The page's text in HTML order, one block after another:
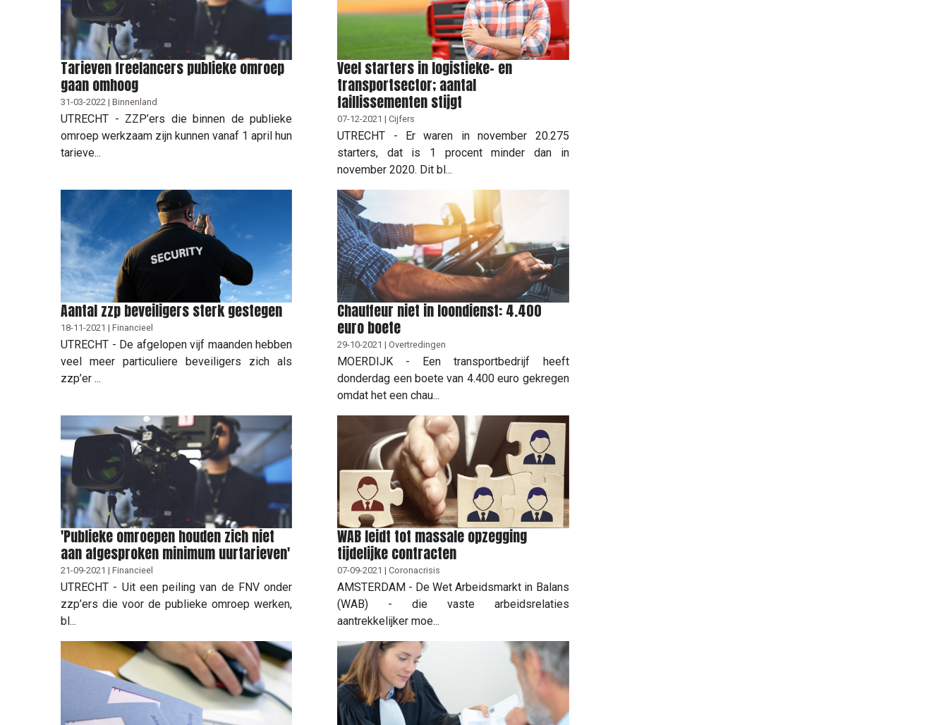
Tarieven freelancers publieke omroep
gaan omhoog
31-03-2022 | Binnenland
UTRECHT - ZZP’ers die binnen de publieke
omroep werkzaam zijn kunnen vanaf 1 april hun
tarieve...
Veel starters in logistieke- en
transportsector; aantal
faillissementen stijgt
07-12-2021 | Cijfers
UTRECHT - Er waren in november 20.275
starters, dat is 1 procent minder dan in
november 2020. Dit bl...
Aantal zzp beveiligers sterk gestegen
18-11-2021 | Financieel
UTRECHT - De afgelopen vijf maanden hebben
veel meer particuliere beveiligers zich als
zzp’er ...
Chauffeur niet in loondienst: 4.400
euro boete
29-10-2021 | Overtredingen
MOERDIJK - Een transportbedrijf heeft
donderdag een boete van 4.400 euro gekregen
omdat het een chau...
'Publieke omroepen houden zich niet
aan afgesproken minimum uurtarieven'
21-09-2021 | Financieel
UTRECHT - Uit een peiling van de FNV onder
zzp’ers die voor de publieke omroep werken,
bl...
WAB leidt tot massale opzegging
tijdelijke contracten
07-09-2021 | Coronacrisis
AMSTERDAM - De Wet Arbeidsmarkt in Balans
(WAB) - die vaste arbeidsrelaties
aantrekkelijker moe...